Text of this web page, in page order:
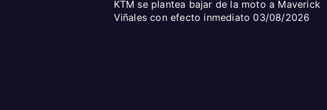
KTM se plantea bajar de la moto a Maverick
Viñales con efecto inmediato 03/08/2026